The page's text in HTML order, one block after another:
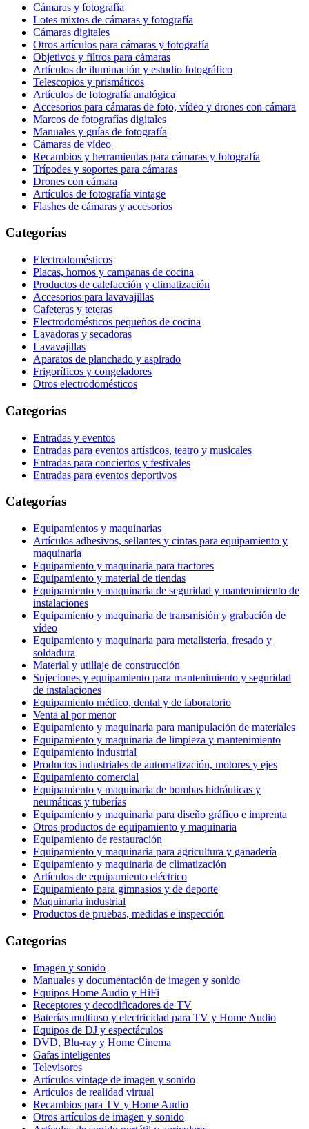
Cámaras y fotografía
Lotes mixtos de cámaras y fotografía
Cámaras digitales
Otros artículos para cámaras y fotografía
Objetivos y filtros para cámaras
Artículos de iluminación y estudio fotográfico
Telescopios y prismáticos
Artículos de fotografía analógica
Accesorios para cámaras de foto, vídeo y drones con cámara
Marcos de fotografías digitales
Manuales y guías de fotografía
Cámaras de vídeo
Recambios y herramientas para cámaras y fotografía
Trípodes y soportes para cámaras
Drones con cámara
Artículos de fotografía vintage
Flashes de cámaras y accesorios
Categorías
Electrodomésticos
Placas, hornos y campanas de cocina
Productos de calefacción y climatización
Accesorios para lavavajillas
Cafeteras y teteras
Electrodomésticos pequeños de cocina
Lavadoras y secadoras
Lavavajillas
Aparatos de planchado y aspirado
Frigoríficos y congeladores
Otros electrodomésticos
Categorías
Entradas y eventos
Entradas para eventos artísticos, teatro y musicales
Entradas para conciertos y festivales
Entradas para eventos deportivos
Categorías
Equipamientos y maquinarias
Artículos adhesivos, sellantes y cintas para equipamiento y
maquinaria
Equipamiento y maquinaria para tractores
Equipamiento y material de tiendas
Equipamiento y maquinaria de seguridad y mantenimiento de
instalaciones
Equipamiento y maquinaria de transmisión y grabación de
vídeo
Equipamiento y maquinaria para metalistería, fresado y
soldadura
Material y utillaje de construcción
Sujeciones y equipamiento para mantenimiento y seguridad
de instalaciones
Equipamiento médico, dental y de laboratorio
Venta al por menor
Equipamiento y maquinaria para manipulación de materiales
Equipamiento y maquinaria de limpieza y mantenimiento
Equipamiento industrial
Productos industriales de automatización, motores y ejes
Equipamiento comercial
Equipamiento y maquinaria de bombas hidráulicas y
neumáticas y tuberías
Equipamiento y maquinaria para diseño gráfico e imprenta
Otros productos de equipamiento y maquinaria
Equipamiento de restauración
Equipamiento y maquinaria para agricultura y ganadería
Equipamiento y maquinaria de climatización
Artículos de equipamiento eléctrico
Equipamiento para gimnasios y de deporte
Maquinaria industrial
Productos de pruebas, medidas e inspección
Categorías
Imagen y sonido
Manuales y documentación de imagen y sonido
Equipos Home Audio y HiFi
Receptores y decodificadores de TV
Baterías multiuso y electricidad para TV y Home Audio
Equipos de DJ y espectáculos
DVD, Blu-ray y Home Cinema
Gafas inteligentes
Televisores
Artículos vintage de imagen y sonido
Artículos de realidad virtual
Recambios para TV y Home Audio
Otros artículos de imagen y sonido